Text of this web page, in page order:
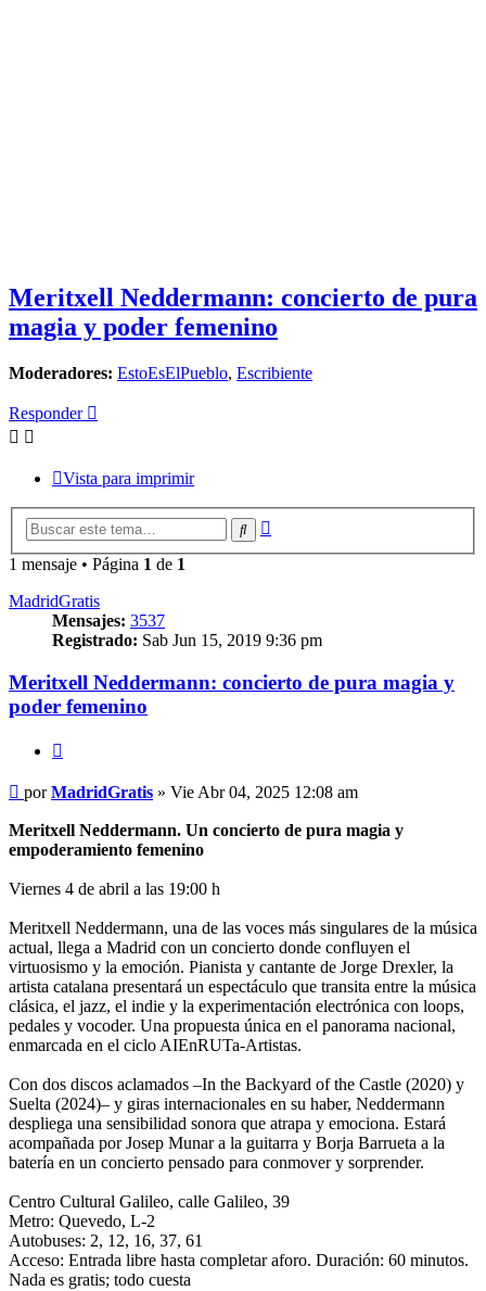
Meritxell Neddermann: concierto de pura
magia y poder femenino
Moderadores: EstoEsElPueblo, Escribiente
Responder
Vista para imprimir
Buscar
1 mensaje • Página 1 de 1
MadridGratis
Mensajes: 3537
Registrado: Sab Jun 15, 2019 9:36 pm
Meritxell Neddermann: concierto de pura magia y
poder femenino
Mensaje
porMadridGratis » Vie Abr 04, 2025 12:08 am
Meritxell Neddermann. Un concierto de pura magia y
empoderamiento femenino
Viernes 4 de abril a las 19:00 h
Meritxell Neddermann, una de las voces más singulares de la música
actual, llega a Madrid con un concierto donde confluyen el
virtuosismo y la emoción. Pianista y cantante de Jorge Drexler, la
artista catalana presentará un espectáculo que transita entre la música
clásica, el jazz, el indie y la experimentación electrónica con loops,
pedales y vocoder. Una propuesta única en el panorama nacional,
enmarcada en el ciclo AIEnRUTa-Artistas.
Con dos discos aclamados –In the Backyard of the Castle (2020) y
Suelta (2024)– y giras internacionales en su haber, Neddermann
despliega una sensibilidad sonora que atrapa y emociona. Estará
acompañada por Josep Munar a la guitarra y Borja Barrueta a la
batería en un concierto pensado para conmover y sorprender.
Centro Cultural Galileo, calle Galileo, 39
Metro: Quevedo, L-2
Autobuses: 2, 12, 16, 37, 61
Acceso: Entrada libre hasta completar aforo. Duración: 60 minutos.
Nada es gratis; todo cuesta